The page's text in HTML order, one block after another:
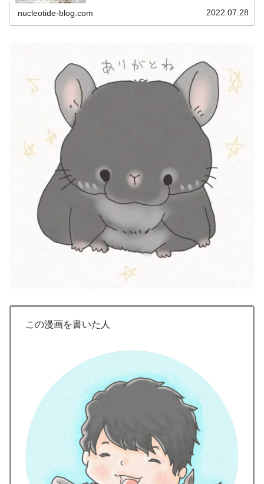
ガニックおやつタンポポについて実体験をもとにレビュー
します！
nucleotide-blog.com 2022.07.28
この漫画を書いた人